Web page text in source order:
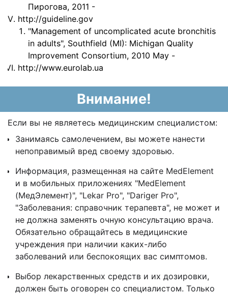
Пирогова, 2011 -
http://guideline.gov
"Management of uncomplicated acute bronchitis
in adults", Southfield (MI): Michigan Quality
Improvement Consortium, 2010 May -
http://www.eurolab.ua
Внимание!
Если вы не являетесь медицинским специалистом:
Занимаясь самолечением, вы можете нанести
непоправимый вред своему здоровью.
Информация, размещенная на сайте MedElement
и в мобильных приложениях "MedElement
(МедЭлемент)", "Lekar Pro", "Dariger Pro",
"Заболевания: справочник терапевта", не может и
не должна заменять очную консультацию врача.
Обязательно обращайтесь в медицинские
учреждения при наличии каких-либо
заболеваний или беспокоящих вас симптомов.
Выбор лекарственных средств и их дозировки,
должен быть оговорен со специалистом. Только